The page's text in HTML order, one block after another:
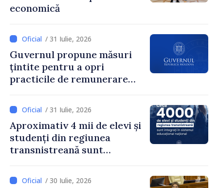
pentru că au pus pe primul
dezvoltar
economică
/ 31 Iulie, 2026
Guvernul propune măsuri
țintite pentru a opri
practicile de remunerare
/ 31 Iulie, 2026
Aproximativ 4 mii de elevi și
studenți din regiunea
transnistreană sunt
educațional național
/ 30 Iulie, 2026